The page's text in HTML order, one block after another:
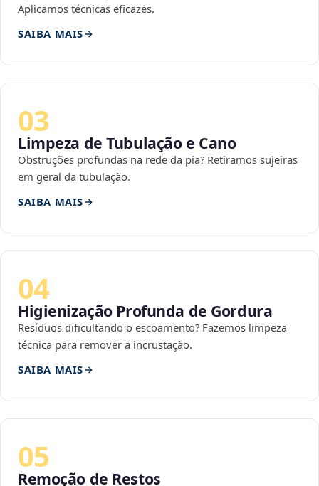
Aplicamos técnicas eficazes.
SAIBA MAIS
03
Limpeza de Tubulação e Cano
Obstruções profundas na rede da pia? Retiramos sujeiras
em geral da tubulação.
SAIBA MAIS
04
Higienização Profunda de Gordura
Resíduos dificultando o escoamento? Fazemos limpeza
técnica para remover a incrustação.
SAIBA MAIS
05
Remoção de Restos